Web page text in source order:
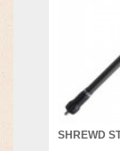
SHREWD